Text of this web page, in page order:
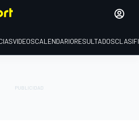
VIDEOSCALENDARIORESULTADOS